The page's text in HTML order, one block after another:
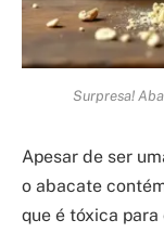
Surpresa!
Apesar de ser
o abacate
que é tóxica